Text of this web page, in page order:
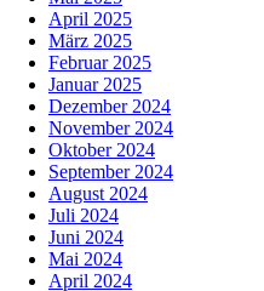
April 2025
März 2025
Februar 2025
Januar 2025
Dezember 2024
November 2024
Oktober 2024
September 2024
August 2024
Juli 2024
Juni 2024
Mai 2024
April 2024